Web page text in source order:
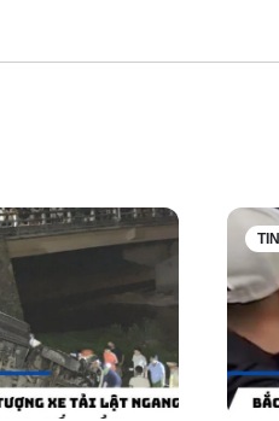
30%.
nhà sản xuất xe Trung